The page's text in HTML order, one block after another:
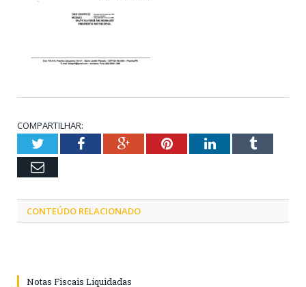
COMPARTILHAR:
TwitterFacebookGoogle+PinterestLinkedInTumblr
Email
CONTEÚDO RELACIONADO
Notas Fiscais Liquidadas